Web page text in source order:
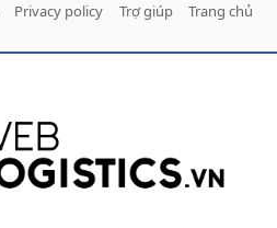
Privacy policy Trợ giúp Trang chủ